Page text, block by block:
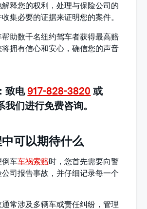
释您的权利，处理与保险公司的
集必要的证据来证明您的案件。
助数千名纽约驾车者获得最高赔
拥有信心和安心，确信您的声音
致电917-828-3820 或
我们进行免费咨询。
可以期待什么
倒车车祸索赔时，您首先需要向警
司报告事故，并仔细记录每一个
常涉及多辆车或责任纠纷，管理